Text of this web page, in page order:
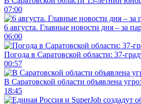
07:00
6 августа. Главные новости дня – за
06:00
Погода в Саратовской области: 37-
00:57
В Саратовской области объявлена
18:45